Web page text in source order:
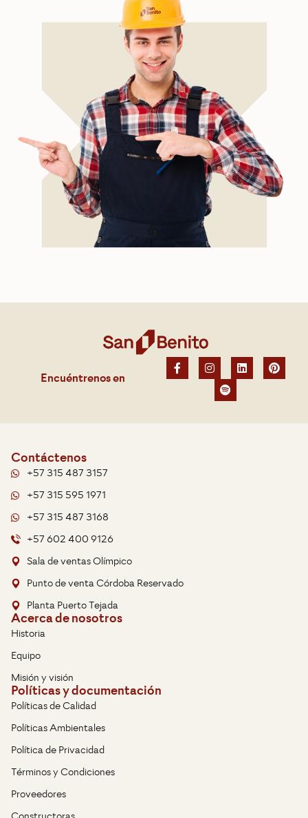
Encuéntrenos en
Contáctenos
+57 315 487 3157
+57 315 595 1971
+57 315 487 3168
+57 602 400 9126
Sala de ventas Olímpico
Punto de venta Córdoba Reservado
Planta Puerto Tejada
Acerca de nosotros
Historia
Equipo
Misión y visión
Políticas y documentación
Políticas de Calidad
Políticas Ambientales
Política de Privacidad
Términos y Condiciones
Proveedores